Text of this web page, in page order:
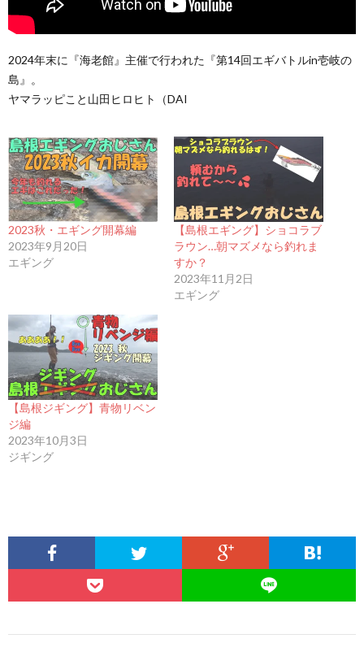
2024年末に『海老館』主催で行われた『第14回エギバトルin壱岐の
島』。
ヤマラッピこと山田ヒロヒト（DAI
2023秋・エギング開幕編
2023年9月20日
エギング
【島根エギング】ショコラブ
ラウン…朝マズメなら釣れま
すか？
2023年11月2日
エギング
【島根ジギング】青物リベン
ジ編
2023年10月3日
ジギング